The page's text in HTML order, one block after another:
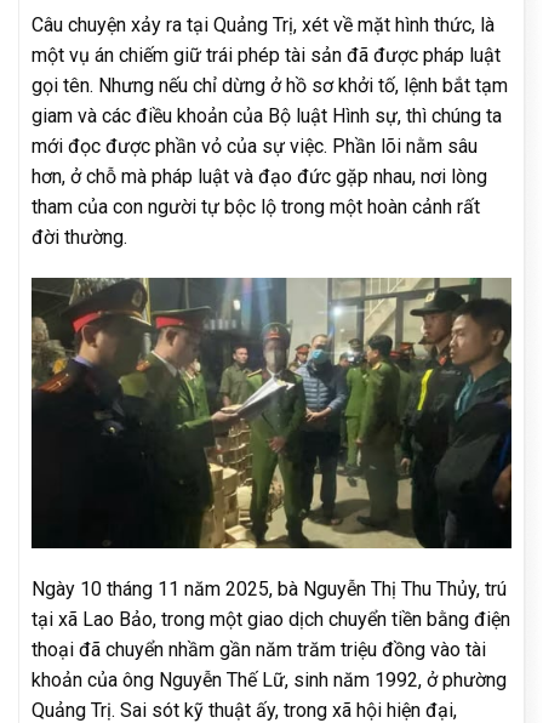
Câu chuyện xảy ra tại Quảng Trị, xét về mặt hình thức, là
một vụ án chiếm giữ trái phép tài sản đã được pháp luật
gọi tên. Nhưng nếu chỉ dừng ở hồ sơ khởi tố, lệnh bắt tạm
giam và các điều khoản của Bộ luật Hình sự, thì chúng ta
mới đọc được phần vỏ của sự việc. Phần lõi nằm sâu
hơn, ở chỗ mà pháp luật và đạo đức gặp nhau, nơi lòng
tham của con người tự bộc lộ trong một hoàn cảnh rất
đời thường.
Ngày 10 tháng 11 năm 2025, bà Nguyễn Thị Thu Thủy, trú
tại xã Lao Bảo, trong một giao dịch chuyển tiền bằng điện
thoại đã chuyển nhầm gần năm trăm triệu đồng vào tài
khoản của ông Nguyễn Thế Lữ, sinh năm 1992, ở phường
Quảng Trị. Sai sót kỹ thuật ấy, trong xã hội hiện đại,